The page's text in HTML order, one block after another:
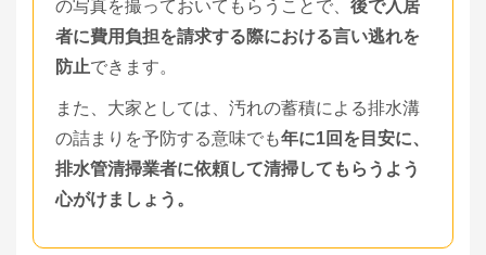
の写真を撮っておいてもらうことで、 後で入居
者に費用負担を請求する際における言い逃れを
防止できます。
また、大家としては、汚れの蓄積による排水溝
の詰まりを予防する意味でも年に1回を目安に、
排水管清掃業者に依頼して清掃してもらうよう
心がけましょう。